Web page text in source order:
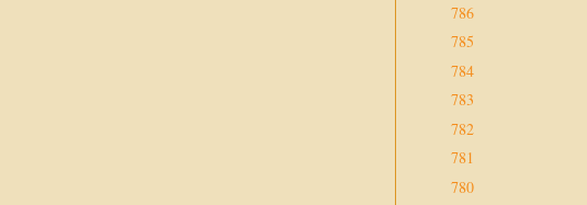
786
785
784
783
782
781
780